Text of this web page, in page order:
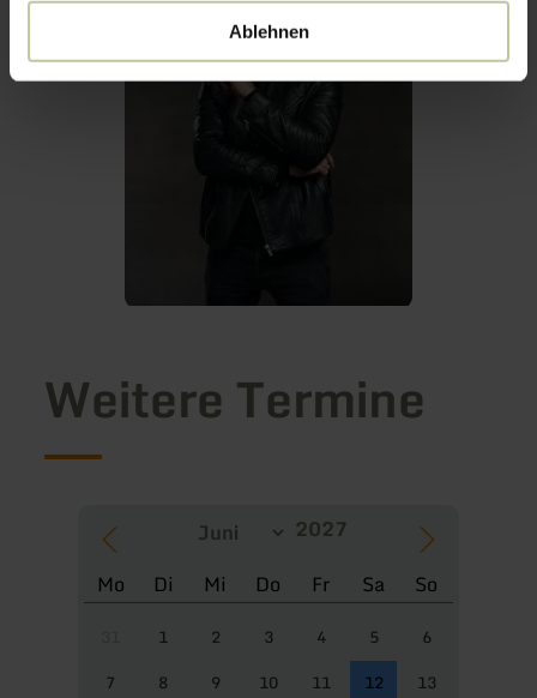
Ablehnen
Weitere Termine
Mo Di Mi Do Fr Sa So
1 2 3 4 5
6
7
8 9 10 11 12
13